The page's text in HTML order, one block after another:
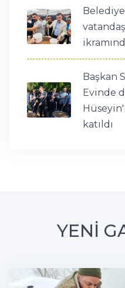
Başkan
Evinde
katıldı
YENİ